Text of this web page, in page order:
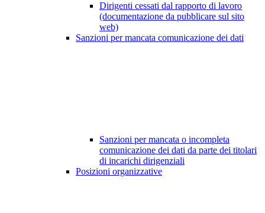
Dirigenti cessati dal rapporto di lavoro
(documentazione da pubblicare sul sito
web)
Sanzioni per mancata comunicazione dei dati
Sanzioni per mancata o incompleta
comunicazione dei dati da parte dei titolari
di incarichi dirigenziali
Posizioni organizzative